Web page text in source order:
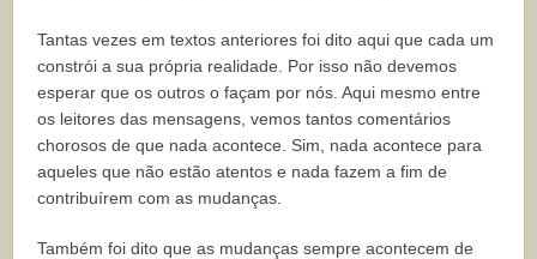
Tantas vezes em textos anteriores foi dito aqui que cada um
constrói a sua própria realidade. Por isso não devemos
esperar que os outros o façam por nós. Aqui mesmo entre
os leitores das mensagens, vemos tantos comentários
chorosos de que nada acontece. Sim, nada acontece para
aqueles que não estão atentos e nada fazem a fim de
contribuírem com as mudanças.
Também foi dito que as mudanças sempre acontecem de